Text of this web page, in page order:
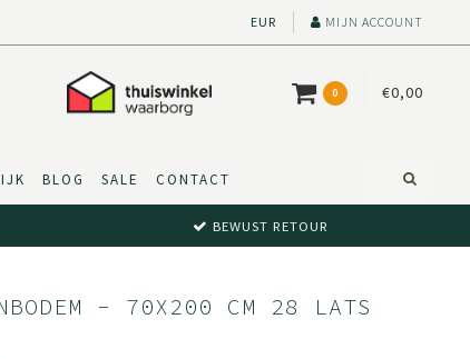
EUR MIJN ACCOUNT
0 €0,00
BLOG SALE CONTACT
BEWUST RETOUR
- 70X200 CM 28 LATS